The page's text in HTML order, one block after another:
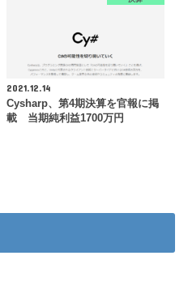
2021.12.14
Cysharp、第4期決算を官報に掲
載 当期純利益1700万円